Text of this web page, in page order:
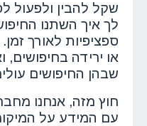
שקל להבין ולפעול
לך איך השתנו
ספציפיות לאורך
או ירידה
שבהן החיפושים
חוץ מזה, אנחנו
עם המידע על